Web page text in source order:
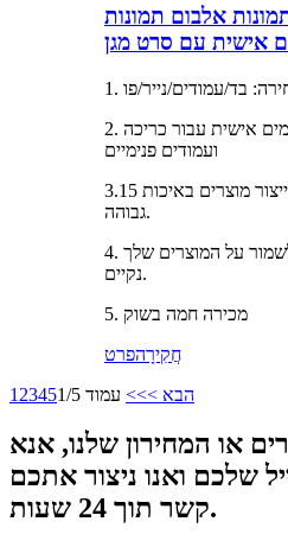
אלבום תמונות
אישית עם סרט מגן
2. גודל ועיצובים מותאמים אישית עבור כריכה
ועמודים פנימיים
3.15 שנות ניסיון במפעל לייצור מוצרים באיכות
גבוהה.
4. סדנה נטולת אבק כדי לשמור על המוצרים שלך
נקיים.
5. מכירה חמה בשוק
חֲקִירָהפרט
1 2345 הבא >>> עמוד 1/5
או המחירון שלנו, אנא
שלכם ואנו ניצור אתכם
קשר תוך 24 שעות.